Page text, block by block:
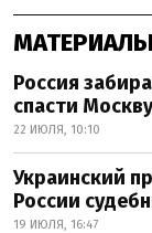
Россия
спасти
22 ИЮЛЯ, 10:10
Украинский
России
19 ИЮЛЯ, 16:47